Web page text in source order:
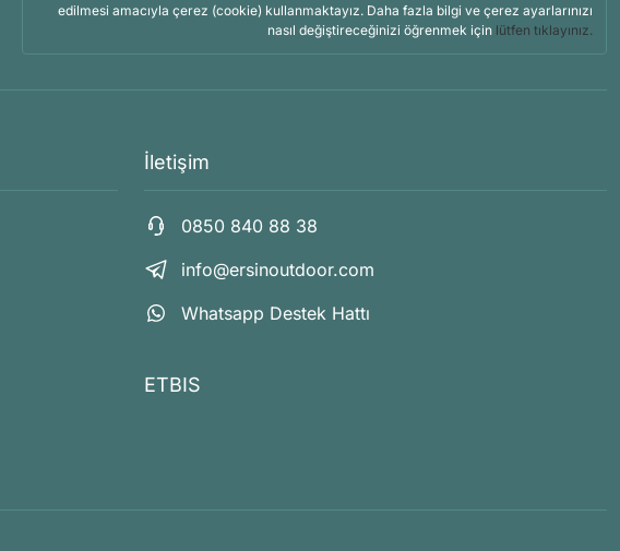
edilmesi amacıyla çerez (cookie) kullanmaktayız. Daha fazla bilgi ve çerez ayarlarınızı
nasıl değiştireceğinizi öğrenmek için lütfen tıklayınız.
İletişim
0850 840 88 38
info@ersinoutdoor.com
Whatsapp Destek Hattı
ETBIS